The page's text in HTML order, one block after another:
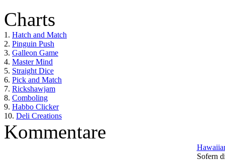
Charts
1. Hatch and Match
2. Pinguin Push
3. Galleon Game
4. Master Mind
5. Straight Dice
6. Pick and Match
7. Rickshawjam
8. Comboling
9. Habbo Clicker
10. Deli Creations
Kommentare
Sofern